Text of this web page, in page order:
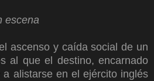
ascenso y caída social de un
al que el destino, encarnado
alistarse en el ejército inglés